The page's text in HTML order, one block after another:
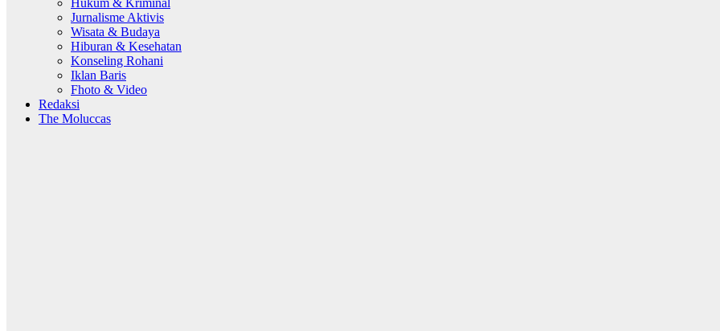
Jurnalisme Aktivis
Wisata & Budaya
Hiburan & Kesehatan
Konseling Rohani
Iklan Baris
Fhoto & Video
Redaksi
The Moluccas